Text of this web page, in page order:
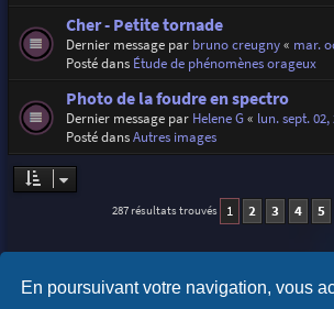
En poursuivant votre navigation, vous
Cher - Petite tornade
Dernier message par bruno creugny« mar.
Posté dans Étude de phénomènes orageux
Photo de la foudre en spectro
Dernier message par Helene G« lun. sept. 02,
Posté dansAutres images
287 résultats trouvés 1 2 3 4 5